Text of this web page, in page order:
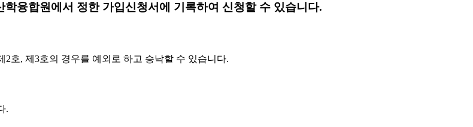
융합원에서 정한 가입신청서에 기록하여 신청할 수 있습니다.
호, 제3호의 경우를 예외로 하고 승낙할 수 있습니다.
.